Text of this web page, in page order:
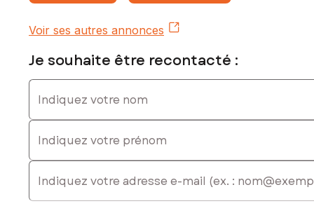
Voir ses autres annonces
Je souhaite être recontacté :
Indiquez votre nom
Indiquez votre prénom
E-mail